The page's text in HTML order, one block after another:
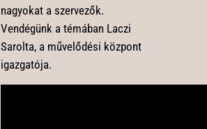
nagyokat a szervezők.
Vendégünk a témában Laczi
Sarolta, a művelődési központ
igazgatója.